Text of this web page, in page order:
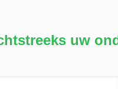
uw